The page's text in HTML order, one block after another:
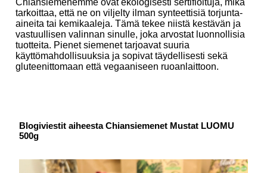
Chiansiemenemme ovat ekologisesti sertifioituja, mikä
tarkoittaa, että ne on viljelty ilman synteettisiä torjunta-
aineita tai kemikaaleja. Tämä tekee niistä kestävän ja
vastuullisen valinnan sinulle, joka arvostat luonnollisia
tuotteita. Pienet siemenet tarjoavat suuria
käyttömahdollisuuksia ja sopivat täydellisesti sekä
gluteenittomaan että vegaaniseen ruoanlaittoon.
Blogiviestit aiheesta Chiansiemenet Mustat LUOMU
500g